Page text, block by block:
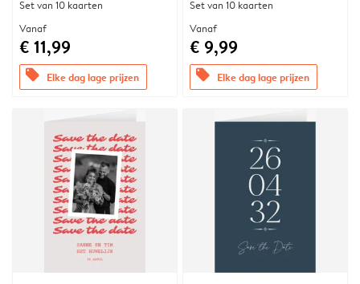
Set van 10 kaarten
Vanaf
€ 11,99
offers Elke dag lage prijzen
Set van 10 kaarten
Vanaf
€ 9,99
offers Elke dag lage prijzen